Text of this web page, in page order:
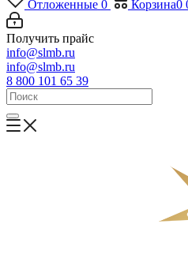
Отложенные 0 Корзина0
Получить прайс
info@slmb.ru
info@slmb.ru
8 800 101 65 39